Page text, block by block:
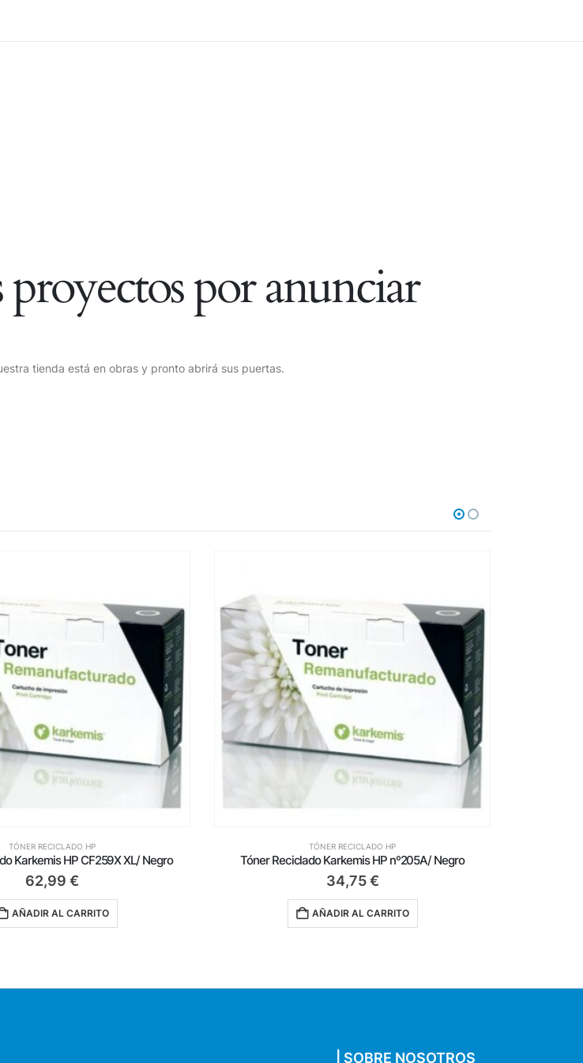
por anunciar
tienda está en obras y pronto abrirá sus puertas.
TÓNER RECICLADO HP
Karkemis HP nº205A/ Negro
34,75 €
AÑADIR AL CARRITO
TÓNER RECICLADO HP
Tóner Reciclado Karkemis HP nº05A/ Negro
25,25€
AÑADIR AL CARRITO
| SOBRE NOSOTROS